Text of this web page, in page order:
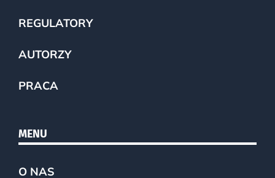
REGULATORY
AUTORZY
PRACA
MENU
O NAS